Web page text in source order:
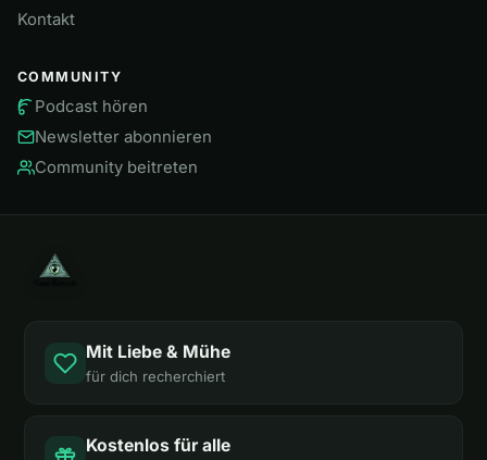
Kontakt
COMMUNITY
Podcast hören
Newsletter abonnieren
Community beitreten
Mit Liebe & Mühe
für dich recherchiert
Kostenlos für alle